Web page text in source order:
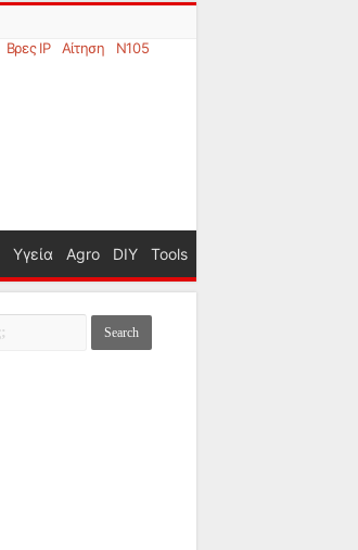
Βρες IP Αίτηση N105
Υγεία Agro DIY Tools